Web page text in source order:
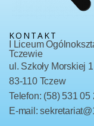
KONTAKT
I Liceum
Tczewie
ul. Szkoły Morskiej 1
83-110 Tczew
Telefon: (58) 531 05
E-mail: